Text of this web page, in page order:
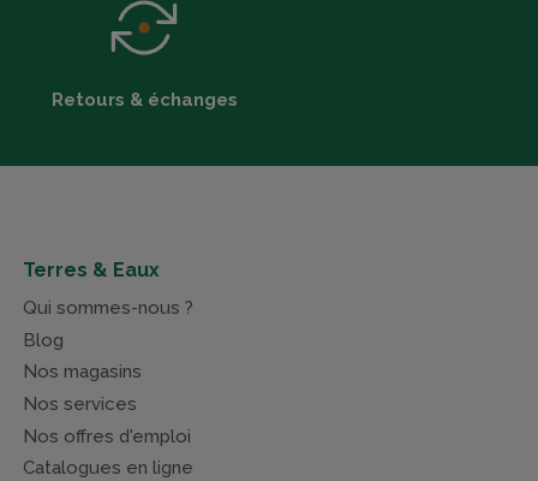
Retours & échanges
Terres & Eaux
Qui sommes-nous ?
Blog
Nos magasins
Nos services
Nos offres d'emploi
Catalogues en ligne